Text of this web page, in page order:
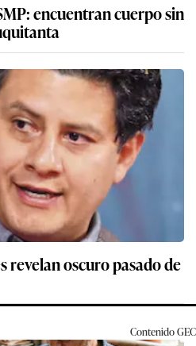
encuentran cuerpo sin
revelan oscuro pasado de
ContenidoGEC